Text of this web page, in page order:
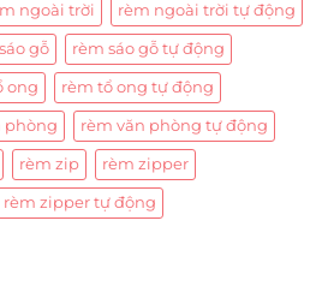
ngoài trời rèm ngoài trời tự động
gỗ rèm sáo gỗ tự động
ong rèm tổ ong tự động
phòng rèm văn phòng tự động
rèm zip rèm zipper
rèm zipper tự động